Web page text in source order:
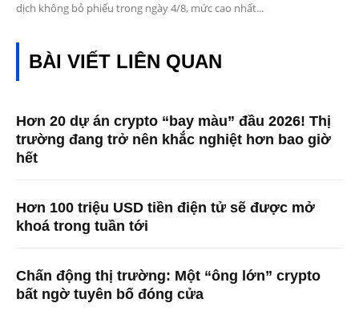
dịch không bỏ phiếu trong ngày 4/8, mức cao nhất...
BÀI VIẾT LIÊN QUAN
Hơn 20 dự án crypto “bay màu” đầu 2026! Thị
trường đang trở nên khắc nghiệt hơn bao giờ
hết
Hơn 100 triệu USD tiền điện tử sẽ được mở
khoá trong tuần tới
Chấn động thị trường: Một “ông lớn” crypto
bất ngờ tuyên bố đóng cửa